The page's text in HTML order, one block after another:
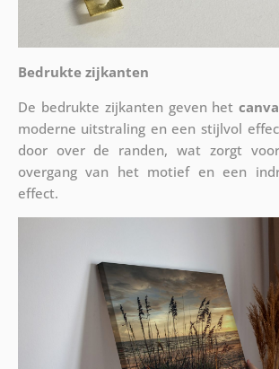
Bedrukte zijkanten
De bedrukte zijkanten geven het
moderne uitstraling en een stijlvol
door over de randen, wat zorgt
overgang van het motief en een
effect.